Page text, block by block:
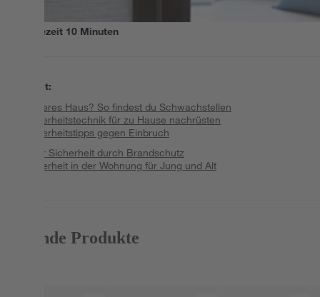
Lesezeit 10 Minuten
Inhalt:
Sicheres Haus? So findest du Schwachstellen
Sicherheitstechnik für zu Hause nachrüsten
Sicherheitstipps gegen Einbruch
Mehr Sicherheit durch Brandschutz
Sicherheit in der Wohnung für Jung und Alt
Passende Produkte